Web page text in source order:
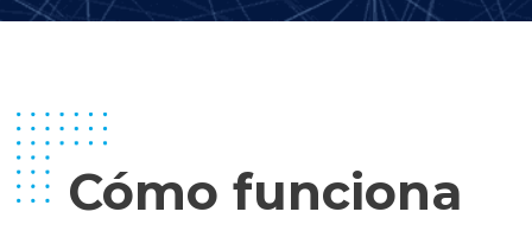
Cómo funciona